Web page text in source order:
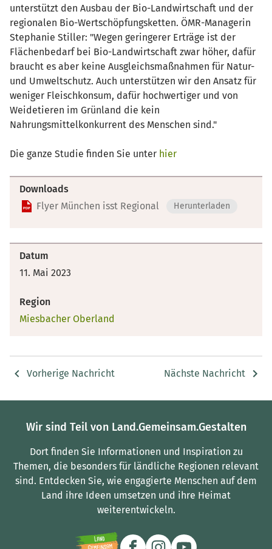
unterstützt den Ausbau der Bio-Landwirtschaft und der
regionalen Bio-Wertschöpfungsketten. ÖMR-Managerin
Stephanie Stiller: "Wegen geringerer Erträge ist der
Flächenbedarf bei Bio-Landwirtschaft zwar höher, dafür
braucht es aber keine Ausgleichsmaßnahmen für Natur-
und Umweltschutz. Auch unterstützen wir den Ansatz für
weniger Fleischkonsum, dafür hochwertiger und von
Weidetieren im Grünland die kein
Nahrungsmittelkonkurrent des Menschen sind."
Die ganze Studie finden Sie unter hier
Downloads
Flyer München isst Regional
Herunterladen
Datum
11. Mai 2023
Region
Miesbacher Oberland
Vorherige Nachricht Nächste Nachricht
Wir sind Teil von Land.Gemeinsam.Gestalten
Dort finden Sie Informationen und Inspiration zu
Themen, die besonders für ländliche Regionen relevant
sind. Entdecken Sie, wie engagierte Menschen auf dem
Land ihre Ideen umsetzen und ihre Heimat
weiterentwickeln.